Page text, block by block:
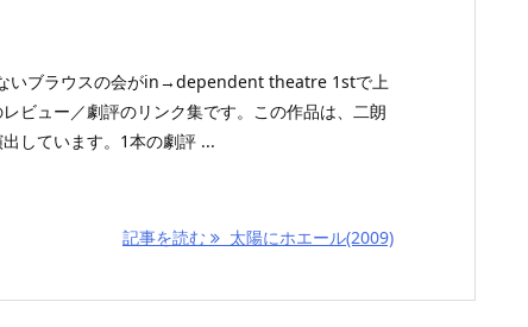
いブラウスの会がin→dependent theatre 1stで上
ビュー／劇評のリンク集です。この作品は、二朗
しています。1本の劇評 ...
記事を読む 太陽にホエール(2009)